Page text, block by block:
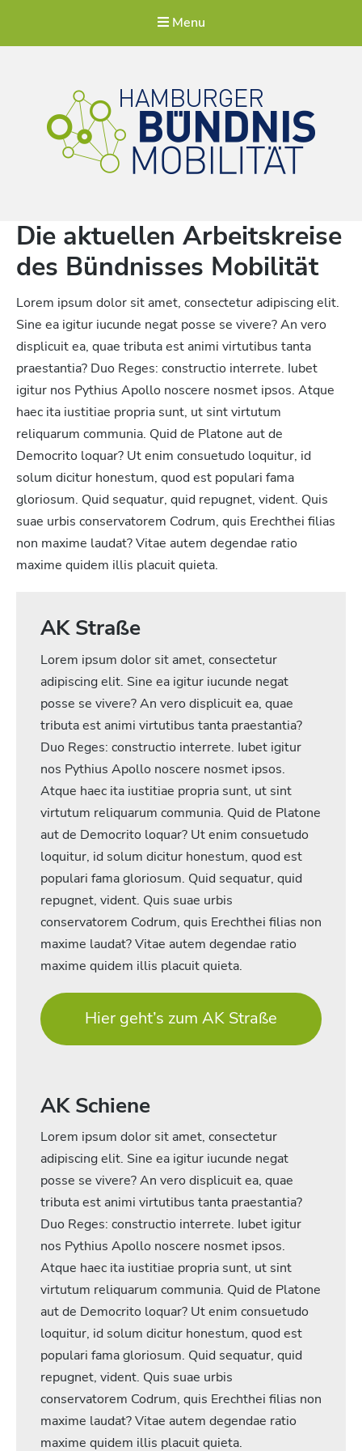
Menu
Die aktuellen Arbeitskreise
des Bündnisses Mobilität
Lorem ipsum dolor sit amet, consectetur adipiscing elit.
Sine ea igitur iucunde negat posse se vivere? An vero
displicuit ea, quae tributa est animi virtutibus tanta
praestantia? Duo Reges: constructio interrete. Iubet
igitur nos Pythius Apollo noscere nosmet ipsos. Atque
haec ita iustitiae propria sunt, ut sint virtutum
reliquarum communia. Quid de Platone aut de
Democrito loquar? Ut enim consuetudo loquitur, id
solum dicitur honestum, quod est populari fama
gloriosum. Quid sequatur, quid repugnet, vident. Quis
suae urbis conservatorem Codrum, quis Erechthei filias
non maxime laudat? Vitae autem degendae ratio
maxime quidem illis placuit quieta.
AK Straße
Lorem ipsum dolor sit amet, consectetur
adipiscing elit. Sine ea igitur iucunde negat
posse se vivere? An vero displicuit ea, quae
tributa est animi virtutibus tanta praestantia?
Duo Reges: constructio interrete. Iubet igitur
nos Pythius Apollo noscere nosmet ipsos.
Atque haec ita iustitiae propria sunt, ut sint
virtutum reliquarum communia. Quid de Platone
aut de Democrito loquar? Ut enim consuetudo
loquitur, id solum dicitur honestum, quod est
populari fama gloriosum. Quid sequatur, quid
repugnet, vident. Quis suae urbis
conservatorem Codrum, quis Erechthei filias non
maxime laudat? Vitae autem degendae ratio
maxime quidem illis placuit quieta.
Hier geht’s zum AK Straße
AK Schiene
Lorem ipsum dolor sit amet, consectetur
adipiscing elit. Sine ea igitur iucunde negat
posse se vivere? An vero displicuit ea, quae
tributa est animi virtutibus tanta praestantia?
Duo Reges: constructio interrete. Iubet igitur
nos Pythius Apollo noscere nosmet ipsos.
Atque haec ita iustitiae propria sunt, ut sint
virtutum reliquarum communia. Quid de Platone
aut de Democrito loquar? Ut enim consuetudo
loquitur, id solum dicitur honestum, quod est
populari fama gloriosum. Quid sequatur, quid
repugnet, vident. Quis suae urbis
conservatorem Codrum, quis Erechthei filias non
maxime laudat? Vitae autem degendae ratio
maxime quidem illis placuit quieta.